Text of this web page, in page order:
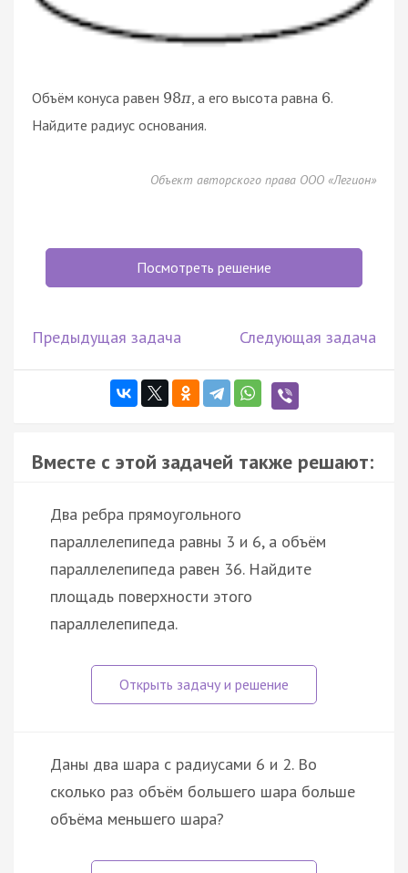
Объём конуса равен 98π, а его высота равна 6.
Найдите радиус основания.
Объект авторского права ООО «Легион»
Посмотреть решение
Предыдущая задача Следующая задача
Вместе с этой задачей также решают:
Два ребра прямоугольного
параллелепипеда равны 3 и 6, а объём
параллелепипеда равен 36. Найдите
площадь поверхности этого
параллелепипеда.
Даны два шара с радиусами 6 и 2. Во
сколько раз объём большего шара больше
объёма меньшего шара?